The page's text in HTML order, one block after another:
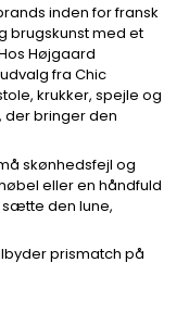
inden for fransk
brugskunst med et
Højgaard
fra Chic
krukker, spejle og
der bringer den
skønhedsfejl og
eller en håndfuld
sætte den lune,
prismatch på